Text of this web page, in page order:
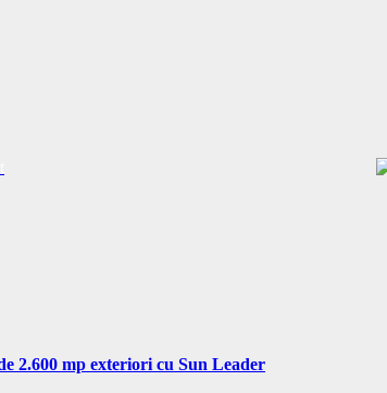
2.600 mp exteriori cu Sun Leader